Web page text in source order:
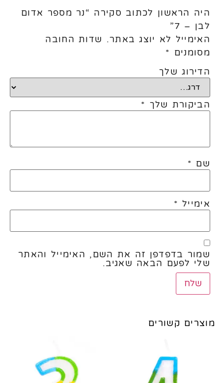
היה הראשון לכתוב סקירה “נר מספר אדום
לבן – 7”
האימייל לא יוצג באתר. שדות החובה
מסומנים *
הדירוג שלך
הביקורת שלך *
שם *
אימייל *
שמור בדפדפן זה את השם, האימייל והאתר
שלי לפעם הבאה שאגיב.
מוצרים קשורים